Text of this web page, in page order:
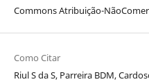
Commons Atribuição-
Como Citar
Riul S da S, Parreira BDM,